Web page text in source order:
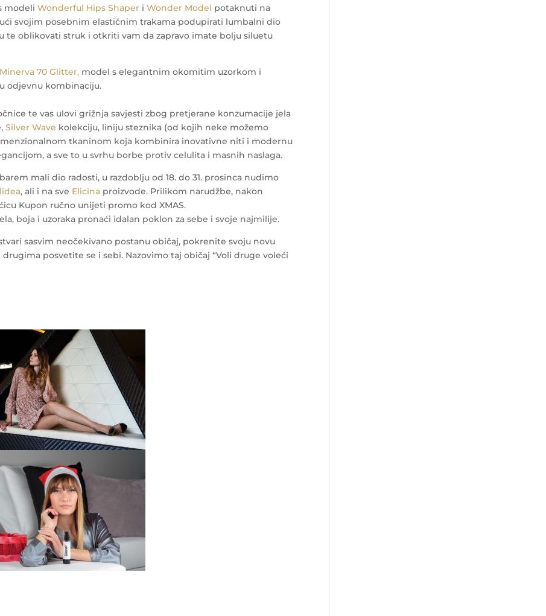
modeliWonderful Hips Shaper iWonder Model potaknuti na
svojim posebnim elastičnim trakama podupirati lumbalni dio
te oblikovati struk i otkriti vam da zapravo imate bolju siluetu
Minerva 70 Glitter, model s elegantnim okomitim uzorkom i
odjevnu kombinaciju.
te vas ulovi grižnja savjesti zbog pretjerane konzumacije jela
Silver Wave kolekciju, liniju steznika (od kojih neke možemo
tkaninom koja kombinira inovativne niti i modernu
a sve to u svrhu borbe protiv celulita i masnih naslaga.
mali dio radosti, u razdoblju od 18. do 31. prosinca nudimo
, ali i na sve Elicina proizvode. Prilikom narudžbe, nakon
Kupon ručno unijeti promo kod XMAS.
boja i uzoraka pronaći idalan poklon za sebe i svoje najmilije.
sasvim neočekivano postanu običaj, pokrenite svoju novu
posvetite se i sebi. Nazovimo taj običaj “Voli druge voleći